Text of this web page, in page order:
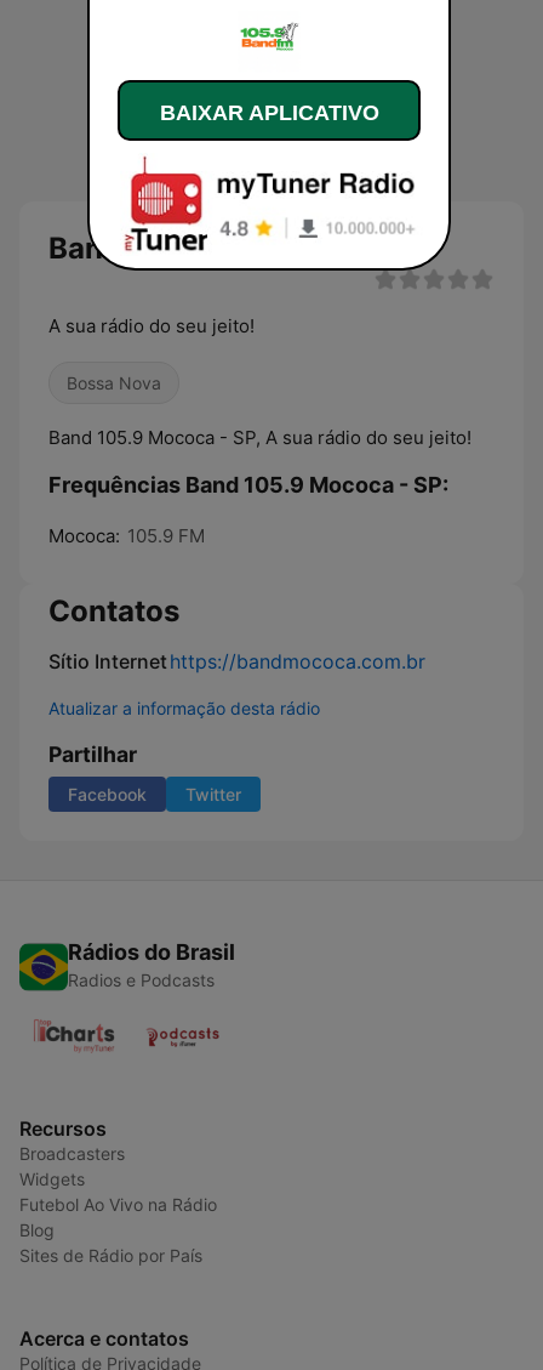
Band 105.9 Mococa - SP
A sua rádio do seu jeito!
Bossa Nova
Band 105.9 Mococa - SP, A sua rádio do seu jeito!
Frequências Band 105.9 Mococa - SP:
Mococa: 105.9 FM
Contatos
Sítio Internethttps://bandmococa.com.br
Atualizar a informação desta rádio
Partilhar
Facebook Twitter
Rádios do Brasil
Radios e Podcasts
Recursos
Broadcasters
Widgets
Futebol Ao Vivo na Rádio
Blog
Sites de Rádio por País
Acerca e contatos
Política de Privacidade
BAIXAR APLICATIVO